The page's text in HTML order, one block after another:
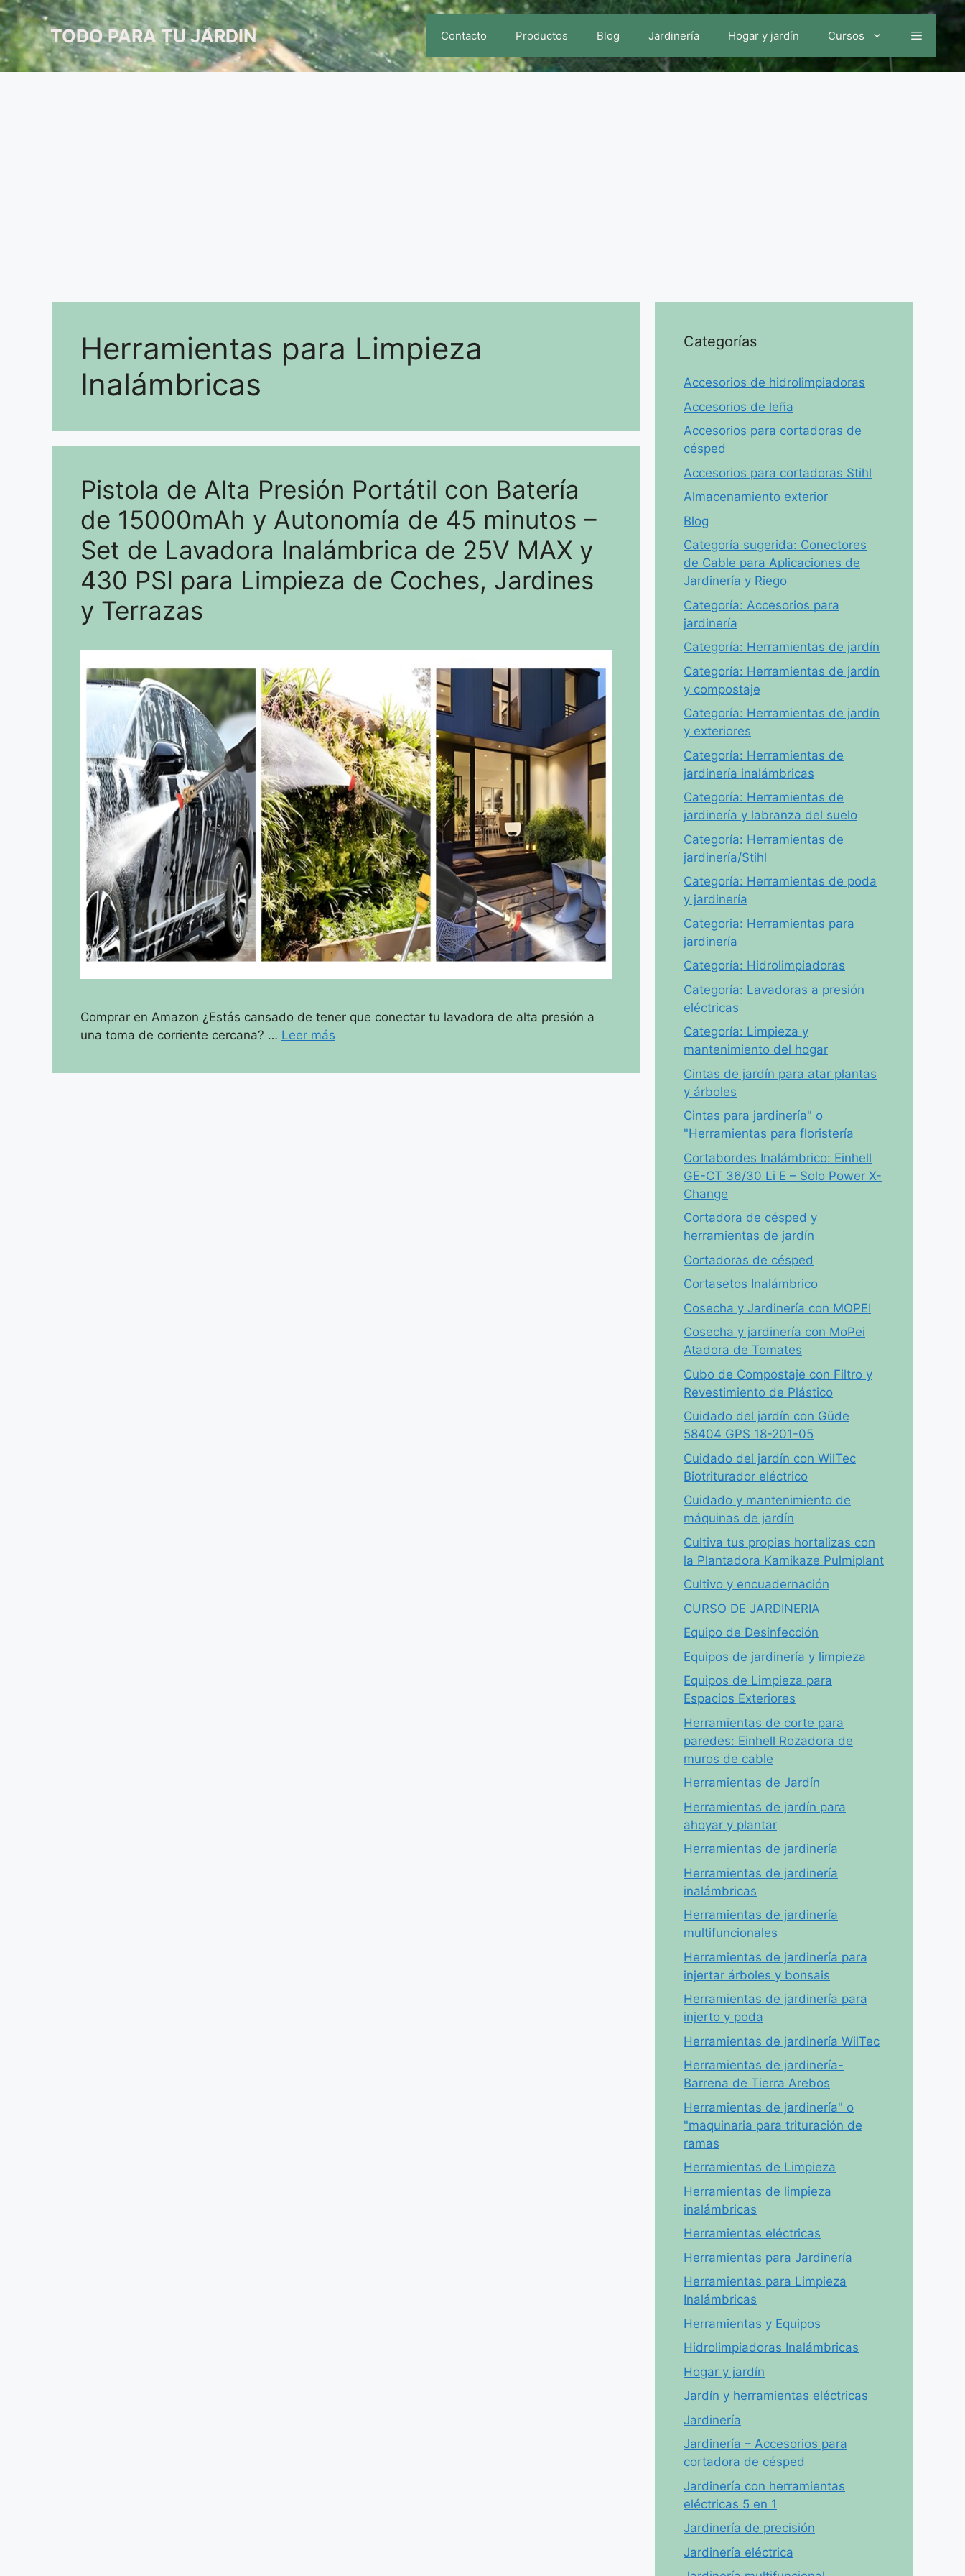
Saltar
al
contenidoTODO PARA TU JARDIN Contacto Productos Blog Jardinería Hogar y jardín Cursos
Herramientas para Limpieza
Inalámbricas
Pistola de Alta Presión Portátil con Batería
de 15000mAh y Autonomía de 45 minutos –
Set de Lavadora Inalámbrica de 25V MAX y
430 PSI para Limpieza de Coches, Jardines
y Terrazas
Comprar en Amazon ¿Estás cansado de tener que conectar tu lavadora de alta presión a
una toma de corriente cercana? … Leer más
Categorías
Accesorios de hidrolimpiadoras
Accesorios de leña
Accesorios para cortadoras de
césped
Accesorios para cortadoras Stihl
Almacenamiento exterior
Blog
Categoría sugerida: Conectores
de Cable para Aplicaciones de
Jardinería y Riego
Categoría: Accesorios para
jardinería
Categoría: Herramientas de jardín
Categoría: Herramientas de jardín
y compostaje
Categoría: Herramientas de jardín
y exteriores
Categoría: Herramientas de
jardinería inalámbricas
Categoría: Herramientas de
jardinería y labranza del suelo
Categoría: Herramientas de
jardinería/Stihl
Categoría: Herramientas de poda
y jardinería
Categoria: Herramientas para
jardinería
Categoría: Hidrolimpiadoras
Categoría: Lavadoras a presión
eléctricas
Categoría: Limpieza y
mantenimiento del hogar
Cintas de jardín para atar plantas
y árboles
Cintas para jardinería" o
"Herramientas para floristería
Cortabordes Inalámbrico: Einhell
GE-CT 36/30 Li E – Solo Power X-
Change
Cortadora de césped y
herramientas de jardín
Cortadoras de césped
Cortasetos Inalámbrico
Cosecha y Jardinería con MOPEI
Cosecha y jardinería con MoPei
Atadora de Tomates
Cubo de Compostaje con Filtro y
Revestimiento de Plástico
Cuidado del jardín con Güde
58404 GPS 18-201-05
Cuidado del jardín con WilTec
Biotriturador eléctrico
Cuidado y mantenimiento de
máquinas de jardín
Cultiva tus propias hortalizas con
la Plantadora Kamikaze Pulmiplant
Cultivo y encuadernación
CURSO DE JARDINERIA
Equipo de Desinfección
Equipos de jardinería y limpieza
Equipos de Limpieza para
Espacios Exteriores
Herramientas de corte para
paredes: Einhell Rozadora de
muros de cable
Herramientas de Jardín
Herramientas de jardín para
ahoyar y plantar
Herramientas de jardinería
Herramientas de jardinería
inalámbricas
Herramientas de jardinería
multifuncionales
Herramientas de jardinería para
injertar árboles y bonsais
Herramientas de jardinería para
injerto y poda
Herramientas de jardinería WilTec
Herramientas de jardinería-
Barrena de Tierra Arebos
Herramientas de jardinería" o
"maquinaria para trituración de
ramas
Herramientas de Limpieza
Herramientas de limpieza
inalámbricas
Herramientas eléctricas
Herramientas para Jardinería
Herramientas para Limpieza
Inalámbricas
Herramientas y Equipos
Hidrolimpiadoras Inalámbricas
Hogar y jardín
Jardín y herramientas eléctricas
Jardinería
Jardinería – Accesorios para
cortadora de césped
Jardinería con herramientas
eléctricas 5 en 1
Jardinería de precisión
Jardinería eléctrica